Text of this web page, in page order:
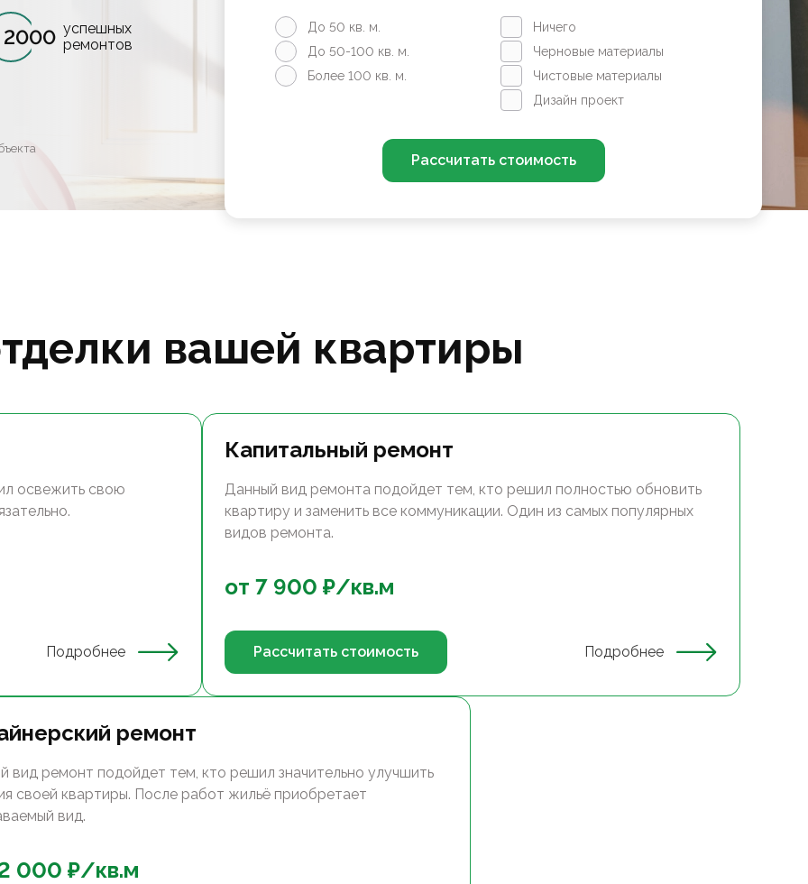
2000 успешных
ремонтов
До 50 кв. м.
До 50-100 кв. м.
Более 100 кв. м.
Ничего
Черновые материалы
Чистовые материалы
Дизайн проект
Рассчитать стоимость
вашей квартиры
освежить свою
Подробнее
Капитальный ремонт
Данный вид ремонта подойдет тем, кто решил полностью обновить
квартиру и заменить все коммуникации. Один из самых популярных
видов ремонта.
от 7 900 ₽/кв.м
Рассчитать стоимость Подробнее
ремонт
вид ремонт подойдет тем, кто решил значительно улучшить
своей квартиры. После работ жильё приобретает
вид.
000 ₽/кв.м